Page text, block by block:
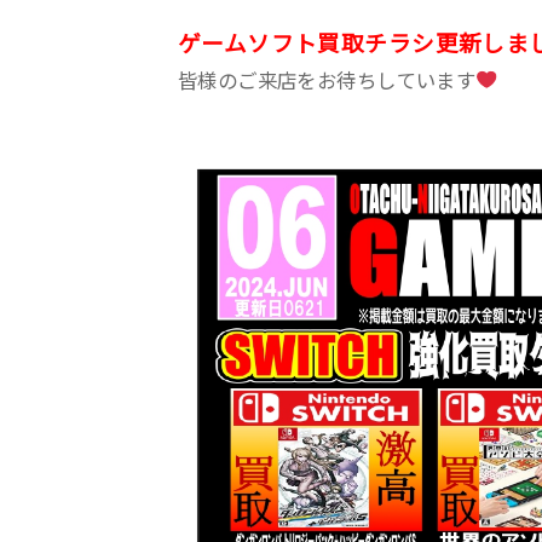
ゲームソフト買取チラシ更新しま
皆様のご来店をお待ちしています